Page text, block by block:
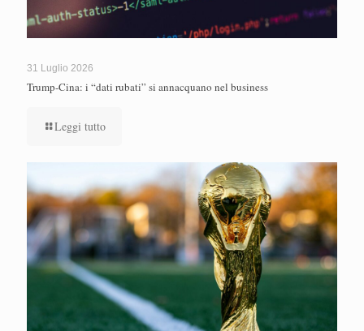
31 Luglio 2026
Trump-Cina: i “dati rubati” si annacquano nel business
Leggi tutto